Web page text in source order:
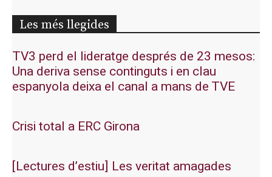
Les més llegides
TV3 perd el lideratge després de 23 mesos:
Una deriva sense continguts i en clau
espanyola deixa el canal a mans de TVE
Crisi total a ERC Girona
[Lectures d’estiu] Les veritat amagades